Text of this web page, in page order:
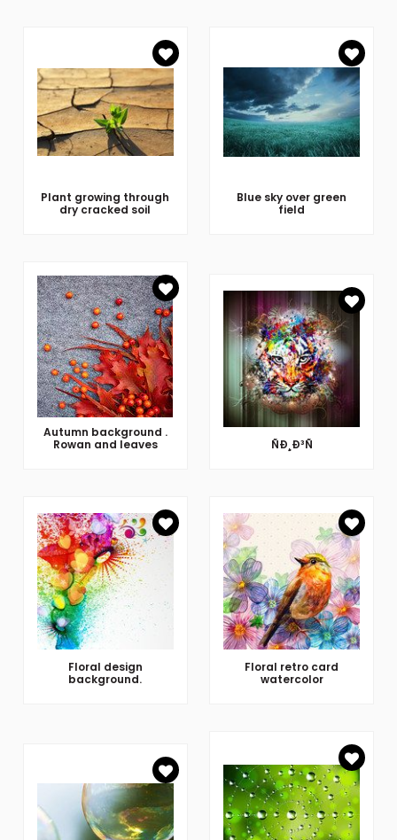
Plant growing through
dry cracked soil
Blue sky over green
field
Autumn background .
Rowan and leaves
ÑÐ¸Ð³Ñ
Floral design
background.
Floral retro card
watercolor